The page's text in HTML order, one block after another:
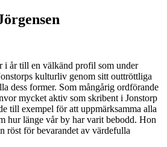
i år till en välkänd profil som under
kulturliv genom sitt outtröttliga
dess former. Som mångårig ordförande
mycket aktiv som skribent i Jonstorp
till exempel för att uppmärksamma alla
hur länge vår by har varit bebodd. Hon
röst för bevarandet av värdefulla